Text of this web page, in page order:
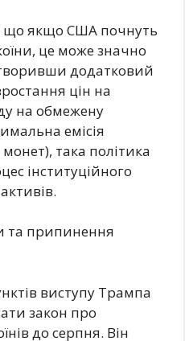
що якщо США почнуть
це може значно
додатковий
цін на
на обмежену
емісія
така політика
інституційного
та припинення
виступу Трампа
закон про
до серпня. Він